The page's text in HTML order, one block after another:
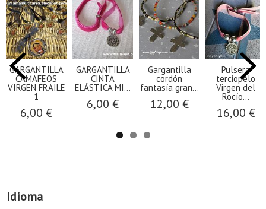
Idioma
GARGANTILLA
CAMAFEOS
VIRGEN FRAILE
1
6,00 €
GARGANTILLA
CINTA
ELÁSTICA MI...
6,00 €
Gargantilla
cordón
fantasía gran...
12,00 €
Pulsera
terciopelo
Virgen del
Rocío...
16,00 €